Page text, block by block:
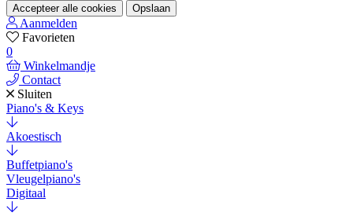
Accepteer alle cookies Opslaan
Aanmelden
Favorieten
0
Winkelmandje
Contact
Sluiten
Piano's & Keys
Akoestisch
Buffetpiano's
Vleugelpiano's
Digitaal